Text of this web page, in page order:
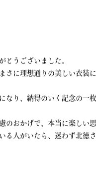
とうございました。
さに理想通りの美しい衣装
なり、納得のいく記念の一枚
のおかげで、本当に楽しい
る人がいたら、迷わず北徳